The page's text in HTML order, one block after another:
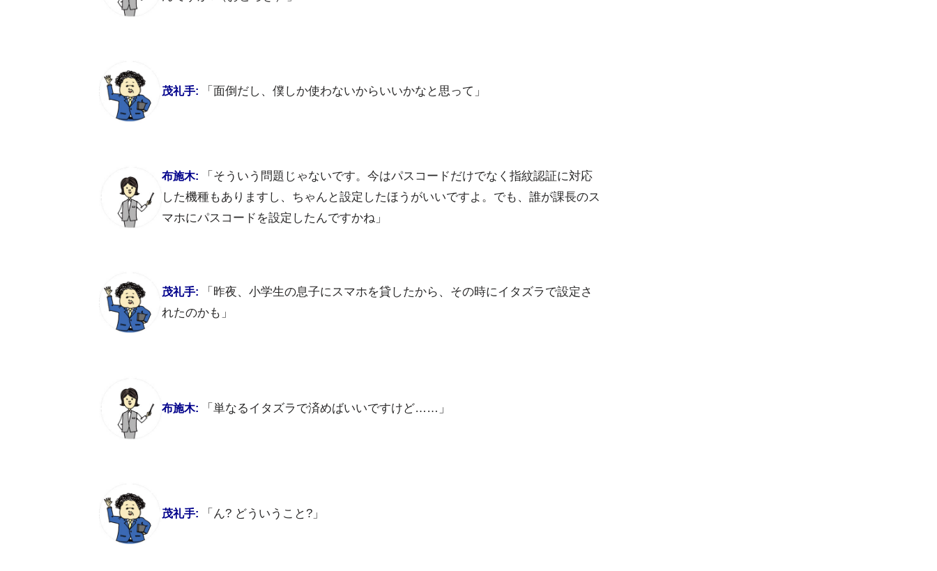
茂礼手: 「面倒だし、僕しか使わないからいいかなと思って」
布施木:
「そういう問題じゃないです。今はパスコードだけでなく指紋認証に対応
した機種もありますし、ちゃんと設定したほうがいいですよ。でも、誰が課長のス
マホにパスコードを設定したんですかね」
茂礼手:
「昨夜、小学生の息子にスマホを貸したから、その時にイタズラで設定さ
れたのかも」
布施木: 「単なるイタズラで済めばいいですけど……」
茂礼手: 「ん? どういうこと?」